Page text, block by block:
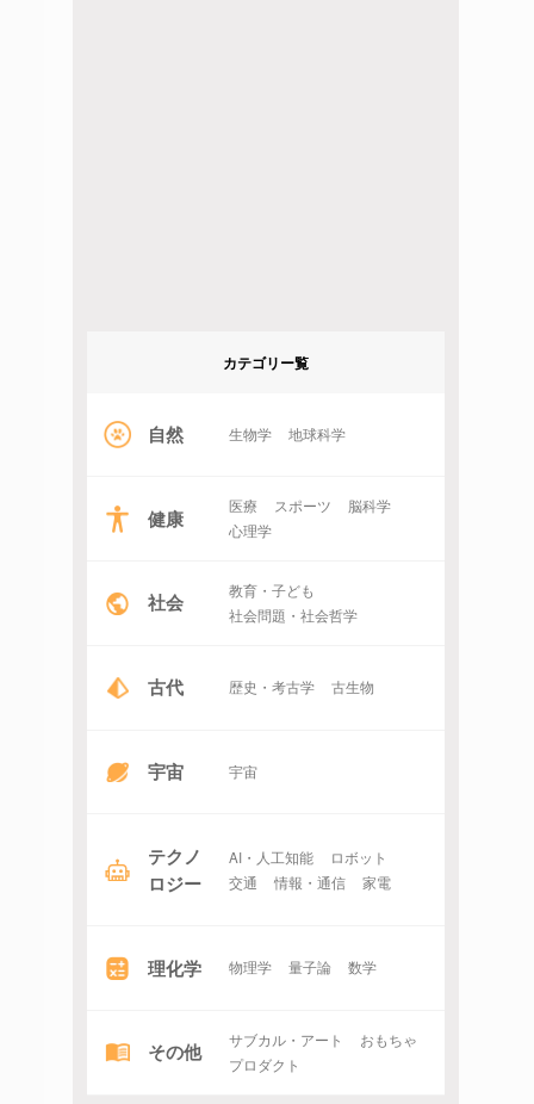
カテゴリー覧
自然 生物学 地球科学
健康 医療 スポーツ
脳科学
心理学
社会
教育・子ども
社会問題・社会哲学
古代 歴史・考古学 古生物
宇宙 宇宙
テクノ
ロジー
AI・人工知能
ロボット
交通
情報・通信 家電
理化学 物理学 量子論 数学
その他 サブカル・アート
おもちゃ
プロダクト